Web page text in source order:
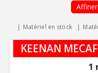
Matériel en stock
KEENAN
1